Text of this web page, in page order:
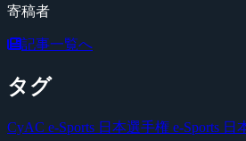
寄稿者
記事一覧へ
タグ
CyAC e-Sports 日本選手権 e-Sports 日